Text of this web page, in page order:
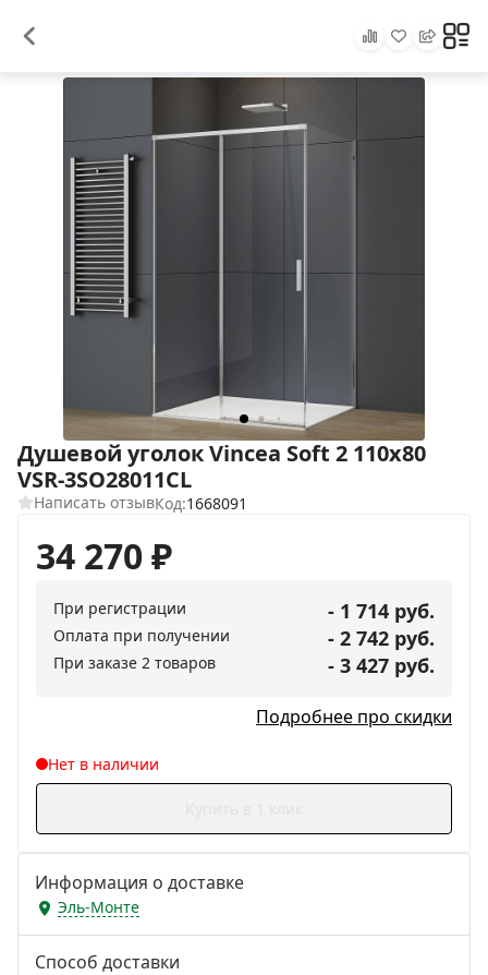
Душевой уголок Vincea Soft 2 110x80
VSR-3SO28011CL
Написать отзывКод:1668091
34 270₽
При регистрации - 1 714 руб.
Оплата при получении - 2 742 руб.
При заказе 2 товаров - 3 427 руб.
Подробнее про скидки
Нет в наличии
Информация о доставке
Эль-Монте
Способ доставки